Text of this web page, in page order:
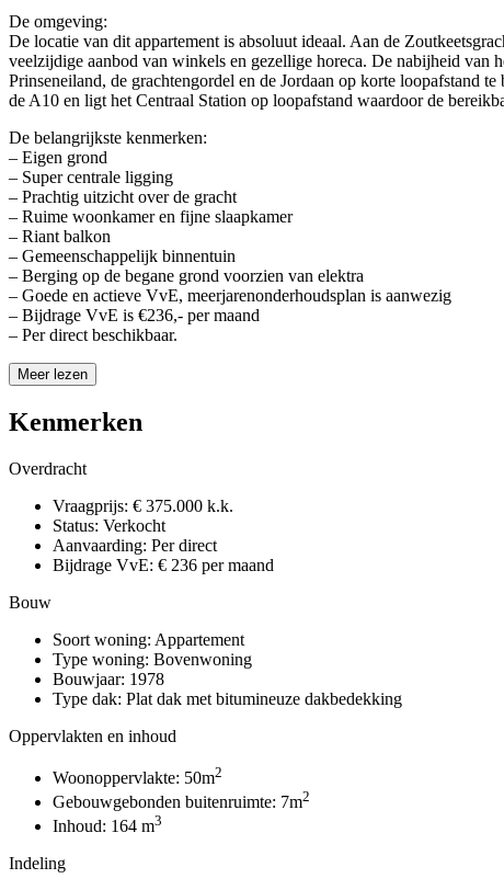
De omgeving:
De locatie van dit appartement is absoluut ideaal. Aan de
veelzijdige aanbod van winkels en gezellige horeca. De nabijheid van
Prinseneiland, de grachtengordel en de Jordaan op korte loopafstand
de A10 en ligt het Centraal Station op loopafstand waardoor de
De belangrijkste kenmerken:
– Eigen grond
– Super centrale ligging
– Prachtig uitzicht over de gracht
– Ruime woonkamer en fijne slaapkamer
– Riant balkon
– Gemeenschappelijk binnentuin
– Berging op de begane grond voorzien van elektra
– Goede en actieve VvE, meerjarenonderhoudsplan is aanwezig
– Bijdrage VvE is €236,- per maand
– Per direct beschikbaar.
Meer lezen
Kenmerken
Overdracht
Vraagprijs: € 375.000 k.k.
Status: Verkocht
Aanvaarding: Per direct
Bijdrage VvE: € 236 per maand
Bouw
Soort woning: Appartement
Type woning: Bovenwoning
Bouwjaar: 1978
Type dak: Plat dak met bitumineuze dakbedekking
Oppervlakten en inhoud
Woonoppervlakte: 50m2
Gebouwgebonden buitenruimte: 7m2
Inhoud: 164 m3
Indeling